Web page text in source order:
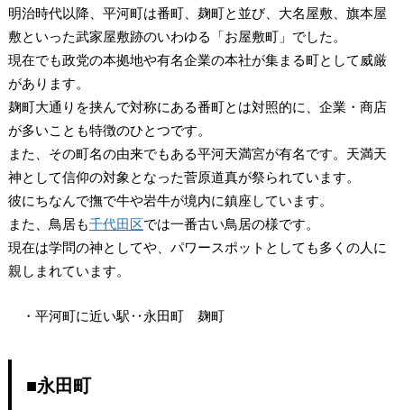
明治時代以降、平河町は番町、麹町と並び、大名屋敷、旗本屋
敷といった武家屋敷跡のいわゆる「お屋敷町」でした。
現在でも政党の本拠地や有名企業の本社が集まる町として威厳
があります。
麹町大通りを挟んで対称にある番町とは対照的に、企業・商店
が多いことも特徴のひとつです。
また、その町名の由来でもある平河天満宮が有名です。天満天
神として信仰の対象となった菅原道真が祭られています。
彼にちなんで撫で牛や岩牛が境内に鎮座しています。
また、鳥居も千代田区では一番古い鳥居の様です。
現在は学問の神としてや、パワースポットとしても多くの人に
親しまれています。
・平河町に近い駅‥永田町 麹町
■永田町